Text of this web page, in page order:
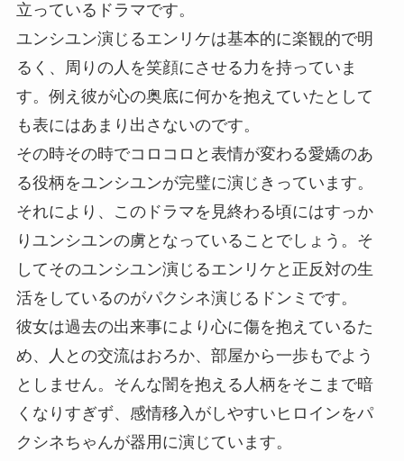
立っているドラマです。
ユンシユン演じるエンリケは基本的に楽観的で明
るく、周りの人を笑顔にさせる力を持っていま
す。例え彼が心の奥底に何かを抱えていたとして
も表にはあまり出さないのです。
その時その時でコロコロと表情が変わる愛嬌のあ
る役柄をユンシユンが完璧に演じきっています。
それにより、このドラマを見終わる頃にはすっか
りユンシユンの虜となっていることでしょう。そ
してそのユンシユン演じるエンリケと正反対の生
活をしているのがパクシネ演じるドンミです。
彼女は過去の出来事により心に傷を抱えているた
め、人との交流はおろか、部屋から一歩もでよう
としません。そんな闇を抱える人柄をそこまで暗
くなりすぎず、感情移入がしやすいヒロインをパ
クシネちゃんが器用に演じています。